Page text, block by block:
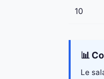
10
📊
Le